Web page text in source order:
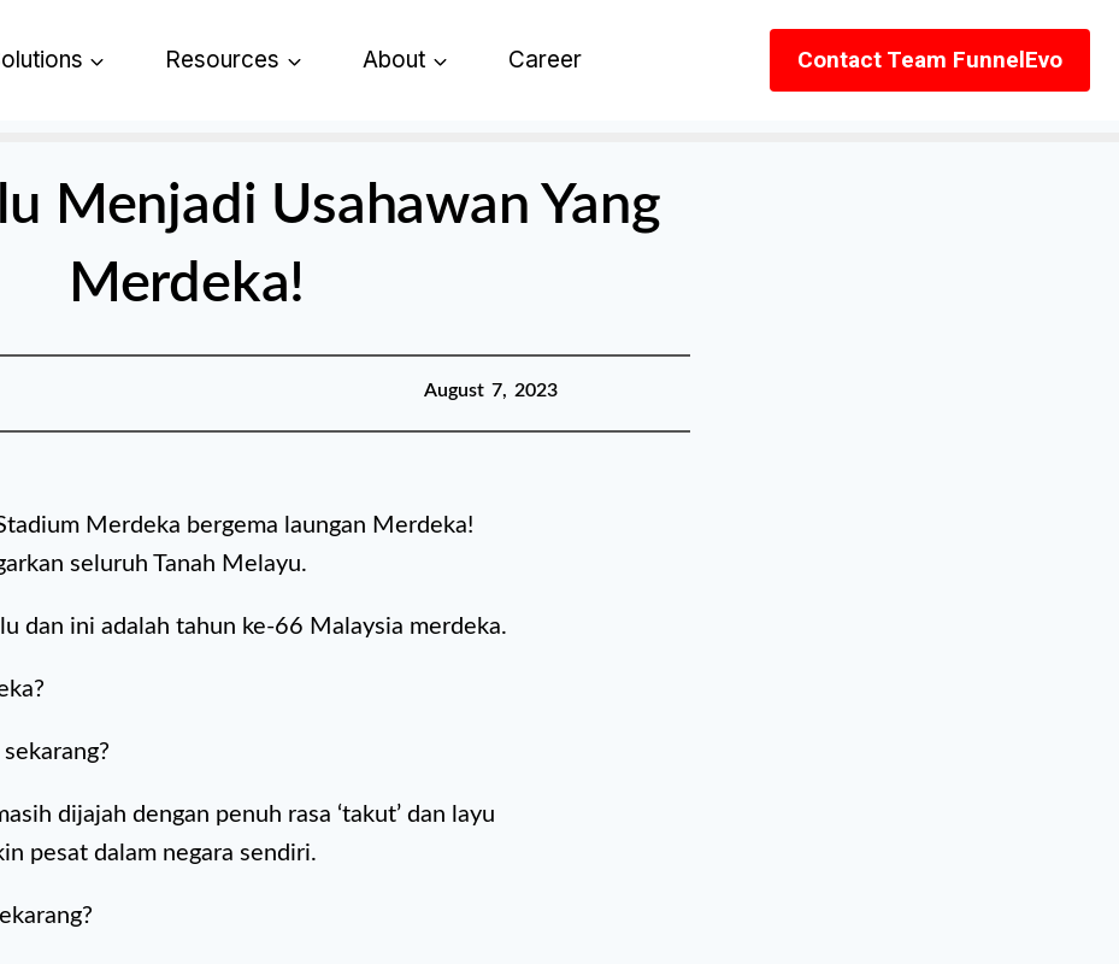
Resources About Career Contact Team FunnelEvo
Menjadi Usahawan Yang
Merdeka!
August 7, 2023
Merdeka bergema laungan Merdeka!
seluruh Tanah Melayu.
dan ini adalah tahun ke-66 Malaysia merdeka.
dijajah dengan penuh rasa ‘takut’ dan layu
pesat dalam negara sendiri.